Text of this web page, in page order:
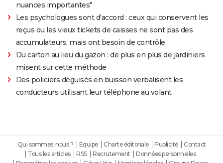
nuances importantes"
Les psychologues sont d'accord : ceux qui conservent les
reçus ou les vieux tickets de caisses ne sont pas des
accumulateurs, mais ont besoin de contrôle
Du carton au lieu du gazon : de plus en plus de jardiniers
misent sur cette méthode
Des policiers déguisés en buisson verbalisent les
conducteurs utilisant leur téléphone au volant
Qui sommes-nous ? Equipe Charte éditoriale Publicité
Contact
Tous les articles
RSS Recrutement
Données personnelles